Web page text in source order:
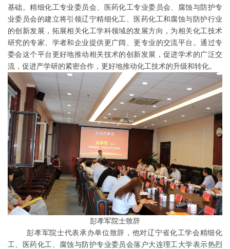
基础。精细化工专业委员会、医药化工专业委员会、腐蚀与防护专
业委员会的建立将引领辽宁精细化工、医药化工和腐蚀与防护行业
的创新发展，拓展相关化工学科领域的发展方向，为相关化工技术
研究的专家、学者和企业提供更广阔、更专业的交流平台。通过专
委会这个平台更好地推动相关技术的创新发展，促进学术的广泛交
流，促进产学研的紧密合作，更好地推动化工技术的升级和转化。
彭孝军院士致辞
彭孝军院士代表承办单位致辞，他对辽宁省化工学会精细化
工、医药化工、腐蚀与防护专业委员会落户大连理工大学表示热烈